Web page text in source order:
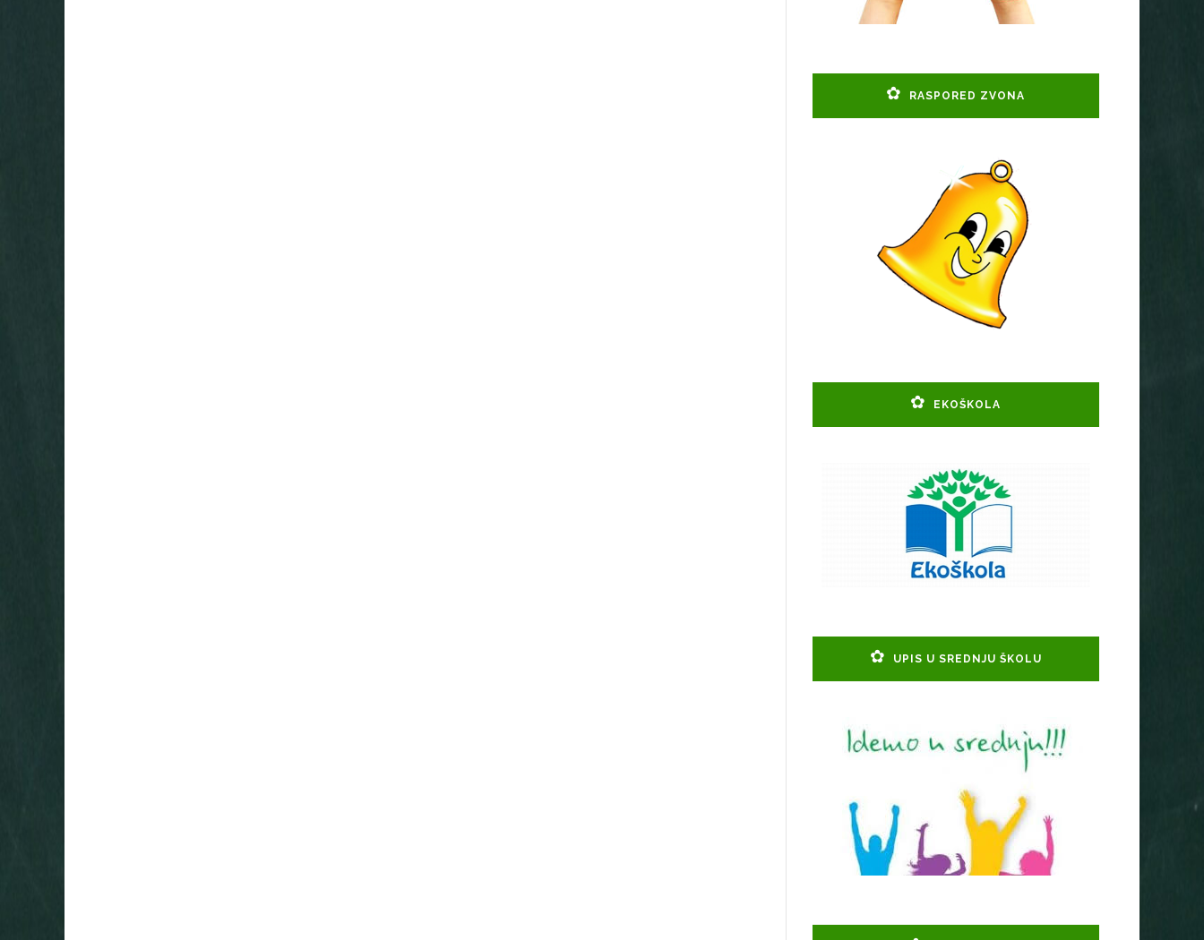
RASPORED ZVONA
EKOŠKOLA
UPIS U SREDNJU ŠKOLU